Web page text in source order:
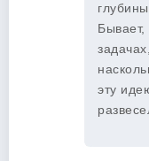
Бывает,
эту